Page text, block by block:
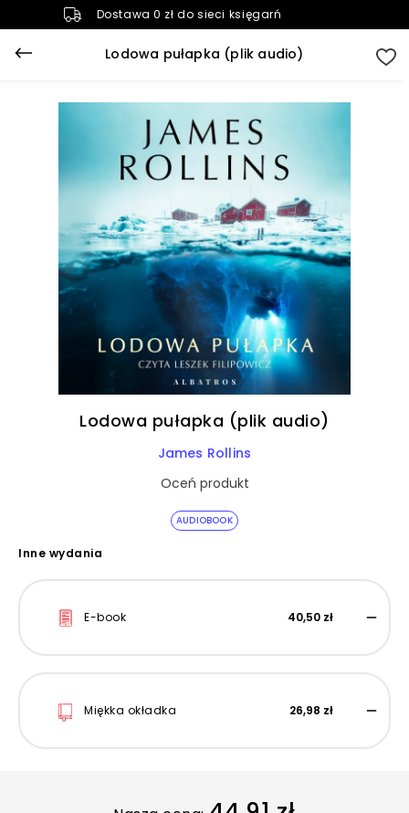
Dostawa 0 zł do sieci księgarń
Lodowa pułapka (plik audio)
AUDIOBOOK
Lodowa pułapka (plik audio)
James Rollins
Oceń produkt
Inne wydania
E-book 40,50 zł
Miękka okładka 26,98 zł